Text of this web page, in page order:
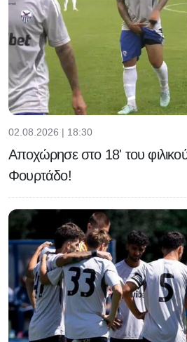
02.08.2026 | 18:30
Αποχώρησε στο 18' του
Φουρτάδο!